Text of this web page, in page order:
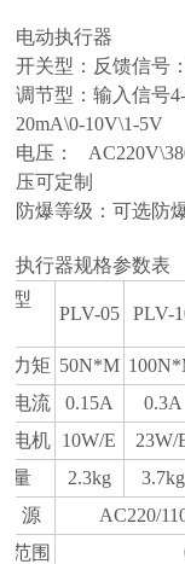
电动执行器
开关型：反馈信号
调节型：输入信号
20mA\0-10V\1-5V
电压：
压可定制
防爆等级：可选防
执行器规格参数表
型
PLV-05 PLV-
力矩 50N*M
电流
0.15A 0.3A
电机 10W/E 23W/
量
2.3kg 3.7kg
源
AC220/
范围